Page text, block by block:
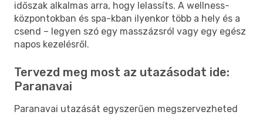
időszak alkalmas arra, hogy lelassíts. A wellness-
központokban és spa-kban ilyenkor több a hely és a
csend – legyen szó egy masszázsról vagy egy egész
napos kezelésről.
Tervezd meg most az utazásodat ide:
Paranavai
Paranavai utazását egyszerűen megszervezheted